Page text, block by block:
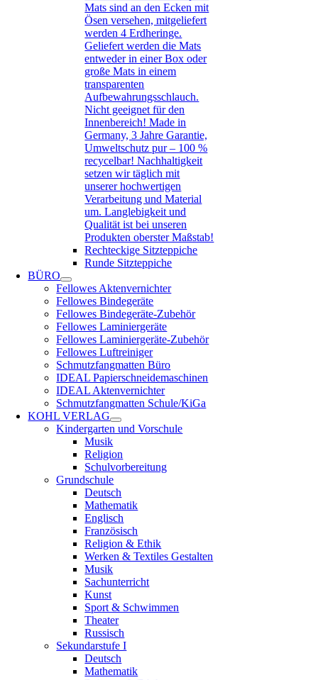
Mats sind an den Ecken mit
Ösen versehen, mitgeliefert
werden 4 Erdheringe.
Geliefert werden die Mats
entweder in einer Box oder
große Mats in einem
transparenten
Aufbewahrungsschlauch.
Nicht geeignet für den
Innenbereich! Made in
Germany, 3 Jahre Garantie,
Umweltschutz pur – 100 %
recycelbar! Nachhaltigkeit
setzen wir täglich mit
unserer hochwertigen
Verarbeitung und Material
um. Langlebigkeit und
Qualität ist bei unseren
Produkten oberster Maßstab!
Rechteckige Sitzteppiche
Runde Sitzteppiche
BÜRO
Fellowes Aktenvernichter
Fellowes Bindegeräte
Fellowes Bindegeräte-Zubehör
Fellowes Laminiergeräte
Fellowes Laminiergeräte-Zubehör
Fellowes Luftreiniger
Schmutzfangmatten Büro
IDEAL Papierschneidemaschinen
IDEAL Aktenvernichter
Schmutzfangmatten Schule/KiGa
KOHL VERLAG
Kindergarten und Vorschule
Musik
Religion
Schulvorbereitung
Grundschule
Deutsch
Mathematik
Englisch
Französisch
Religion & Ethik
Werken & Textiles Gestalten
Musik
Sachunterricht
Kunst
Sport & Schwimmen
Theater
Russisch
Sekundarstufe I
Deutsch
Mathematik